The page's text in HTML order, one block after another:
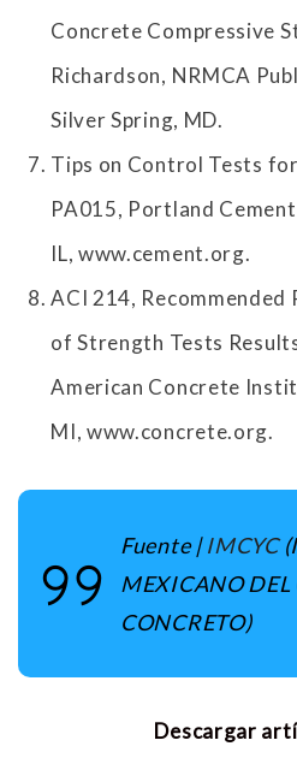
Concrete Compressive
Richardson, NRMCA
Silver Spring, MD.
Tips on Control Tests
PA015, Portland
IL, www.cement.org.
ACI 214,
of Strength Tests
American Concrete
MI, www.concrete.org.
Fuente |IMCYC
MEXICANO DEL
CONCRETO)
Descargar